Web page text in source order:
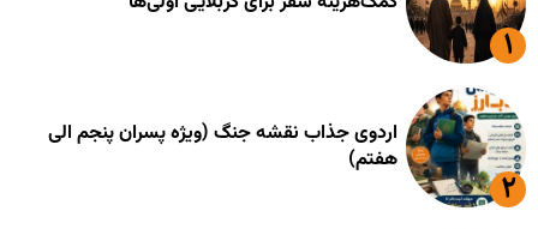
اردوی جذاب نقشه جنگ (ویژه پسران پنجم الی
هفتم)